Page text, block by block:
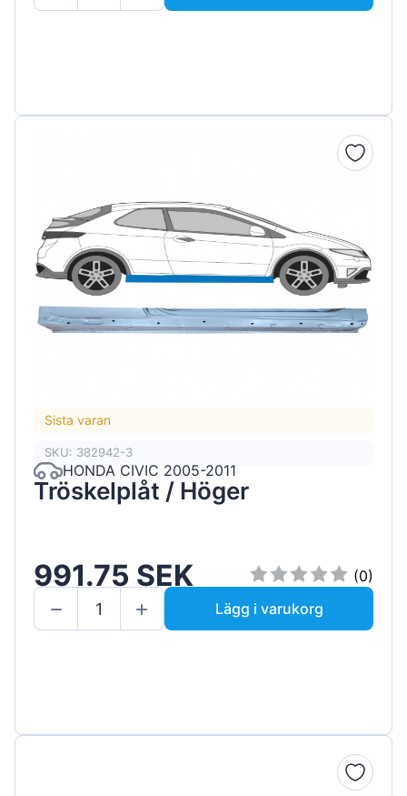
Sista varan
SKU: 382942-3
HONDA CIVIC 2005-2011
Tröskelplåt / Höger
991.75 SEK
(0)
Lägg i varukorg